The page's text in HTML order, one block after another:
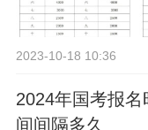
2023-10-18 10:36
2024年国考报
间间隔多久